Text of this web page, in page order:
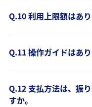
Q.10 利用上限額はあり
Q.11 操作ガイドはあり
Q.12 支払方法は、振
すか。